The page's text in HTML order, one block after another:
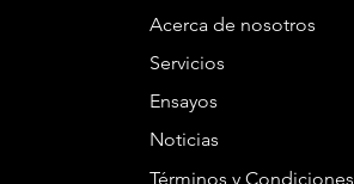
Acerca de nosotros
Servicios
Ensayos
Noticias
Términos y Condiciones